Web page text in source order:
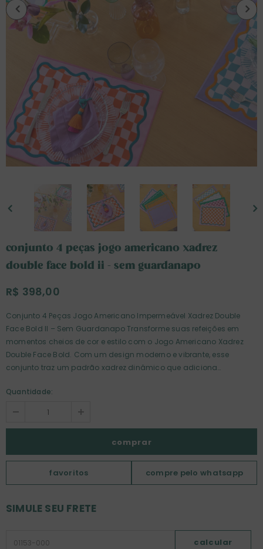
conjunto 4 peças jogo americano xadrez
double face bold ii - sem guardanapo
R$ 398,00
Conjunto 4 Peças Jogo Americano Impermeável Xadrez Double
Face Bold II – Sem Guardanapo Transforme suas refeições em
momentos cheios de cor e estilo com o Jogo Americano Xadrez
Double Face Bold. Com um design moderno e vibrante, esse
conjunto traz um padrão xadrez dinâmico que adiciona
Escolha entre os dois lados para variar a composição da sua
garantem um visual sofisticado e divertido.Material de Alta
Qualidade: Impermeável, durável e fácil de limpar, perfeito para o
dia a dia e ocasiões especiais. O conjunto inclui 4 peças de jogo
americano, ideal para criar mesas encantadoras e cheias de
Jogo Americano Xadrez Double Face Bold! ✨
Quantidade:
favoritos compre pelo whatsapp
SIMULE SEU FRETE
calcular